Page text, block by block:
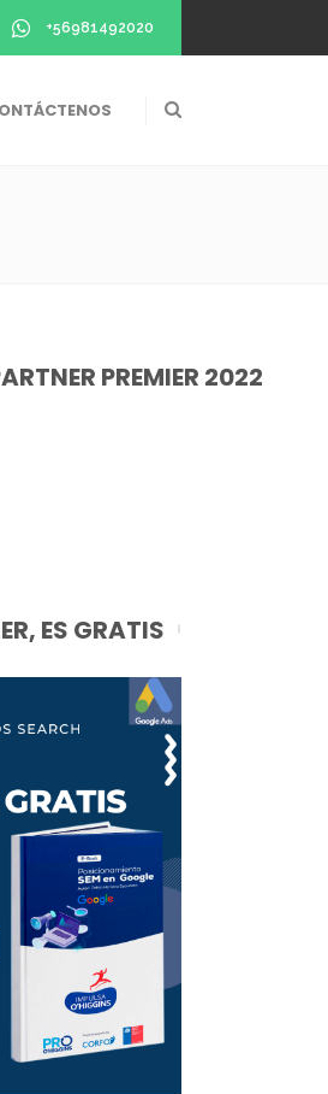
+56981492020
PREMIER 2022
ES GRATIS